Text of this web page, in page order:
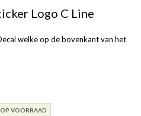
Logo C Line
welke op de bovenkant van het
OP VOORRAAD